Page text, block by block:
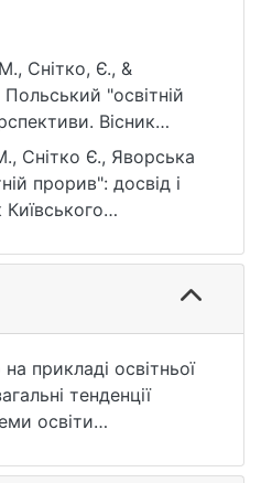
Снітко, Є., &
"освітній
Вісник
університету
Соціальна робота,
10.17721/2616-
Снітко Є., Яворська
прорив": досвід і
робота. 2017. № 2. С.
2616-7786.2017/2-2/11
прикладі освітньої
тенденції
освіти
освітянської